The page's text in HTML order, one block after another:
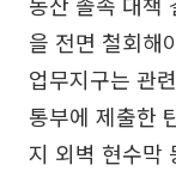
을 전면 철회해
업무지구는 관
통부에 제출한
지 외벽 현수막